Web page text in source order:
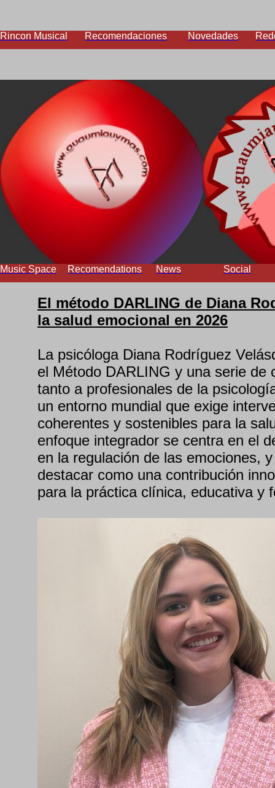
Rincon Musical Recomendaciones Novedades
Music Space Recomendations News Social
El método DARLING de Diana
la salud emocional en 2026
La psicóloga Diana Rodríguez
el Método DARLING y una serie de
tanto a profesionales de la
un entorno mundial que exige
coherentes y sostenibles para la
enfoque integrador se centra en el
en la regulación de las emociones,
destacar como una contribución
para la práctica clínica, educativa y